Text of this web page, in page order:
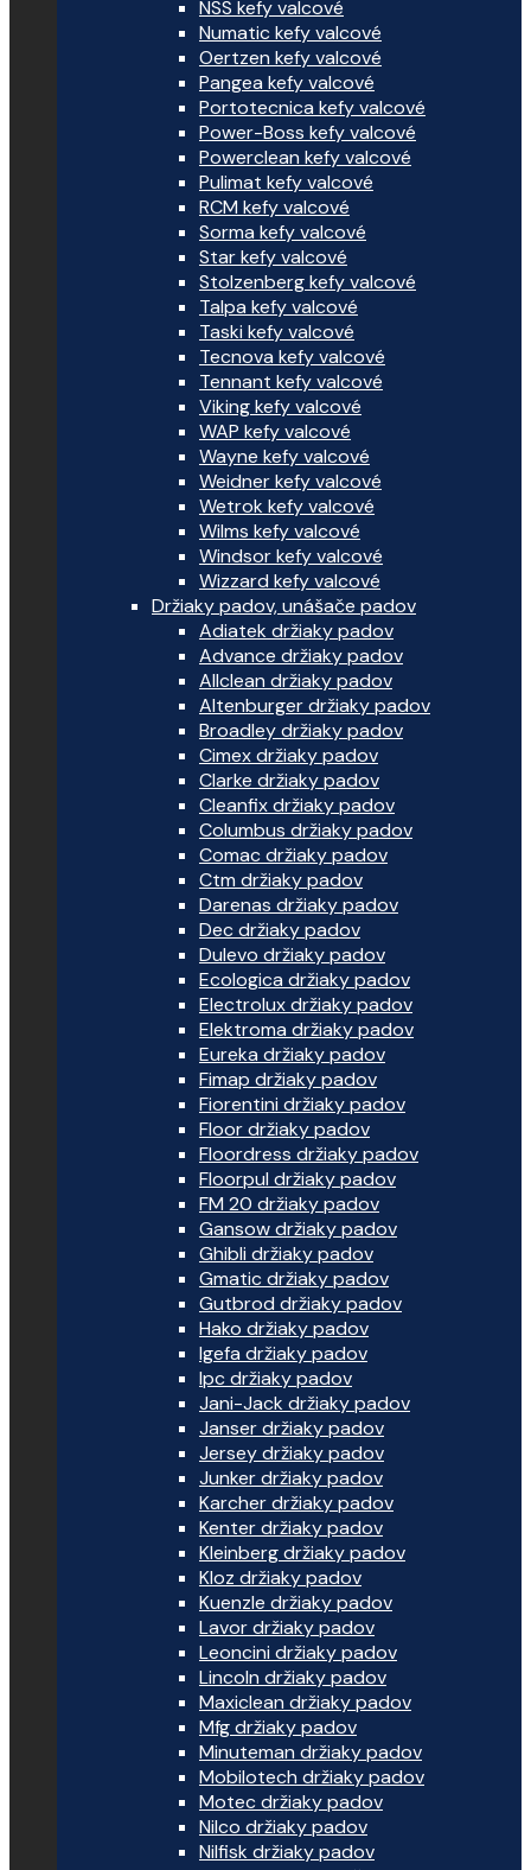
NSS kefy valcové
Numatic kefy valcové
Oertzen kefy valcové
Pangea kefy valcové
Portotecnica kefy valcové
Power-Boss kefy valcové
Powerclean kefy valcové
Pulimat kefy valcové
RCM kefy valcové
Sorma kefy valcové
Star kefy valcové
Stolzenberg kefy valcové
Talpa kefy valcové
Taski kefy valcové
Tecnova kefy valcové
Tennant kefy valcové
Viking kefy valcové
WAP kefy valcové
Wayne kefy valcové
Weidner kefy valcové
Wetrok kefy valcové
Wilms kefy valcové
Windsor kefy valcové
Wizzard kefy valcové
Držiaky padov, unášače padov
Adiatek držiaky padov
Advance držiaky padov
Allclean držiaky padov
Altenburger držiaky padov
Broadley držiaky padov
Cimex držiaky padov
Clarke držiaky padov
Cleanfix držiaky padov
Columbus držiaky padov
Comac držiaky padov
Ctm držiaky padov
Darenas držiaky padov
Dec držiaky padov
Dulevo držiaky padov
Ecologica držiaky padov
Electrolux držiaky padov
Elektroma držiaky padov
Eureka držiaky padov
Fimap držiaky padov
Fiorentini držiaky padov
Floor držiaky padov
Floordress držiaky padov
Floorpul držiaky padov
FM 20 držiaky padov
Gansow držiaky padov
Ghibli držiaky padov
Gmatic držiaky padov
Gutbrod držiaky padov
Hako držiaky padov
Igefa držiaky padov
Ipc držiaky padov
Jani-Jack držiaky padov
Janser držiaky padov
Jersey držiaky padov
Junker držiaky padov
Karcher držiaky padov
Kenter držiaky padov
Kleinberg držiaky padov
Kloz držiaky padov
Kuenzle držiaky padov
Lavor držiaky padov
Leoncini držiaky padov
Lincoln držiaky padov
Maxiclean držiaky padov
Mfg držiaky padov
Minuteman držiaky padov
Mobilotech držiaky padov
Motec držiaky padov
Nilco držiaky padov
Nilfisk držiaky padov